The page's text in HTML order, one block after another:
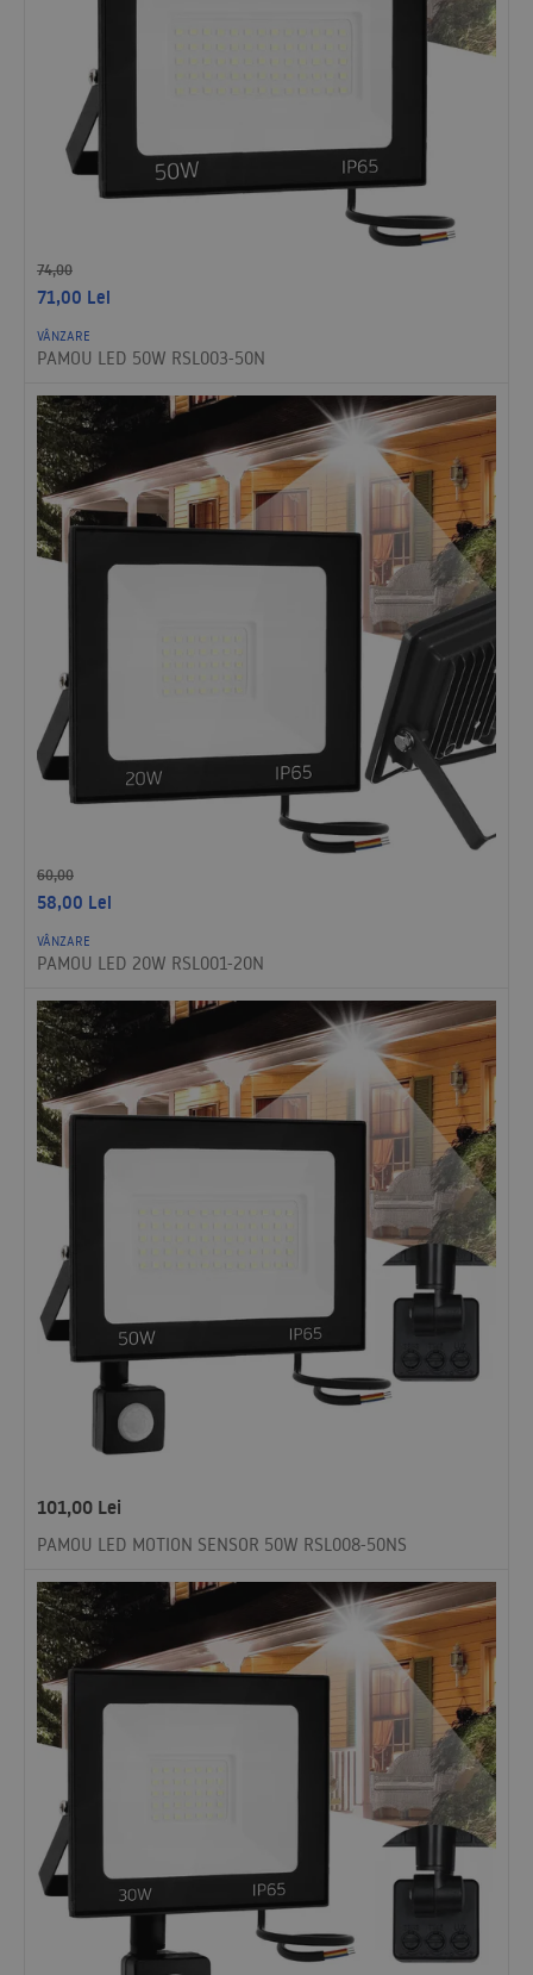
74,00
71,00 Lei
VÂNZARE
PAMOU LED 50W RSL003-50N
60,00
58,00 Lei
VÂNZARE
PAMOU LED 20W RSL001-20N
101,00 Lei
PAMOU LED MOTION SENSOR 50W RSL008-50NS